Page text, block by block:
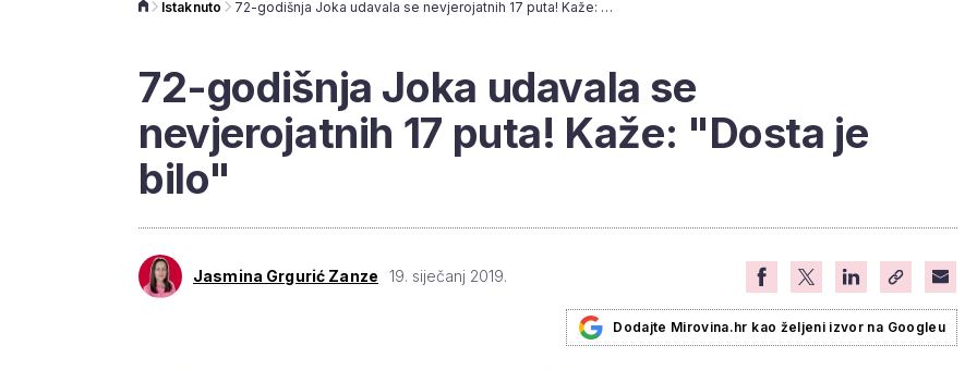
Istaknuto 72-godišnja Joka udavala se nevjerojatnih 17 puta! Kaže: "Dosta je bilo"
72-godišnja Joka udavala se
nevjerojatnih 17 puta! Kaže: "Dosta je
bilo"
Jasmina Grgurić Zanze 19. siječanj 2019.
Dodajte Mirovina.hr kao željeni izvor na Googleu